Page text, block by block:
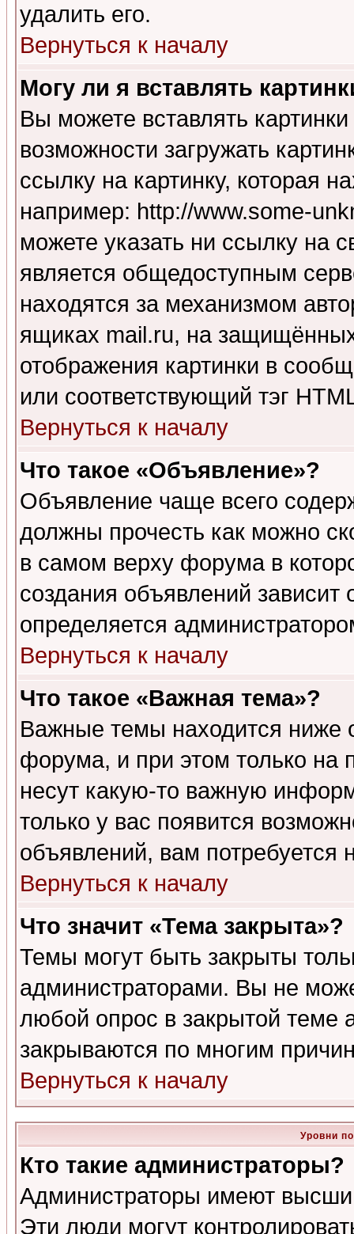
удалить его.
Вернуться к началу
Могу ли я вставлять
Вы можете вставлять
возможности загружать
ссылку на картинку, которая
например: http://www.some-
можете указать ни ссылку на
является общедоступным
находятся за механизмом
ящиках mail.ru, на
отображения картинки в
или соответствующий тэг
Вернуться к началу
Что такое «Объявление»?
Объявление чаще всего
должны прочесть как можно
в самом верху форума в
создания объявлений зависит
определяется
Вернуться к началу
Что такое «Важная тема»?
Важные темы находится ниже
форума, и при этом только на
несут какую-то важную
только у вас появится
объявлений, вам потребуется
Вернуться к началу
Что значит «Тема закрыта»?
Темы могут быть закрыты
администраторами. Вы не
любой опрос в закрытой теме
закрываются по многим
Вернуться к началу
Уровни
Кто такие администраторы?
Администраторы имеют
Эти люди могут